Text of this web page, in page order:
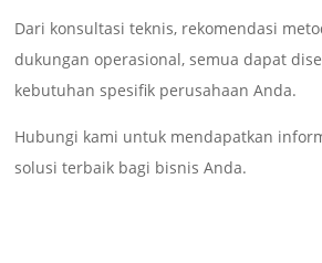
Dari konsultasi teknis, rekomendasi
dukungan operasional, semua dapat
kebutuhan spesifik perusahaan Anda.
Hubungi kami untuk mendapatkan
solusi terbaik bagi bisnis Anda.